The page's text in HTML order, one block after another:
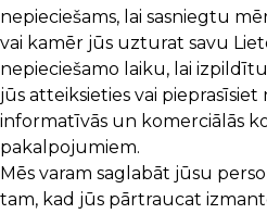
nepieciešams, lai sasniegtu
vai kamēr jūs uzturat savu
nepieciešamo laiku, lai
jūs atteiksieties vai
informatīvās un komerciālās
pakalpojumiem.
Mēs varam saglabāt jūsu
tam, kad jūs pārtraucat